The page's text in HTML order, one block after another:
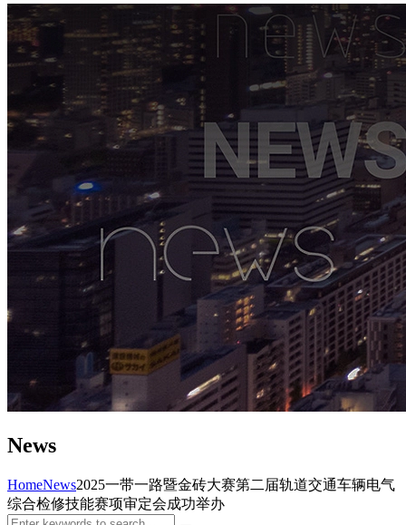
News
HomeNews2025一带一路暨金砖大赛第二届轨道交通车辆电气
综合检修技能赛项审定会成功举办